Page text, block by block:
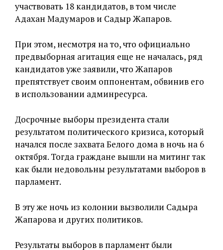
участвовать 18 кандидатов, в том числе
Адахан Мадумаров и Садыр Жапаров.
При этом, несмотря на то, что официально
предвыборная агитация еще не началась, ряд
кандидатов уже заявили, что Жапаров
препятствует своим оппонентам, обвинив его
в использовании админресурса.
Досрочные выборы президента стали
результатом политического кризиса, который
начался после захвата Белого дома в ночь на 6
октября. Тогда граждане вышли на митинг так
как были недовольны результатами выборов в
парламент.
В эту же ночь из колонии вызволили Садыра
Жапарова и других политиков.
Результаты выборов в парламент были